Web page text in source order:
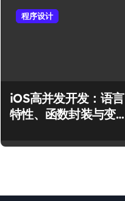
程序设计
iOS高并发开发：语言
特性、函数封装与变量